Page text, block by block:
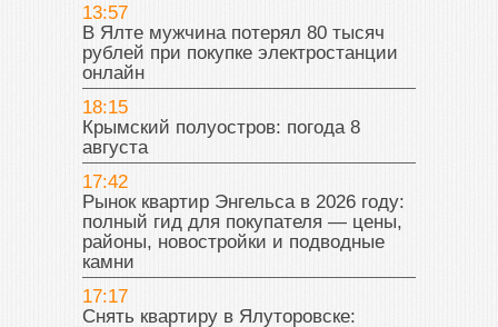
13:57
В Ялте мужчина потерял 80 тысяч
рублей при покупке электростанции
онлайн
18:15
Крымский полуостров: погода 8
августа
17:42
Рынок квартир Энгельса в 2026 году:
полный гид для покупателя — цены,
районы, новостройки и подводные
камни
17:17
Снять квартиру в Ялуторовске: